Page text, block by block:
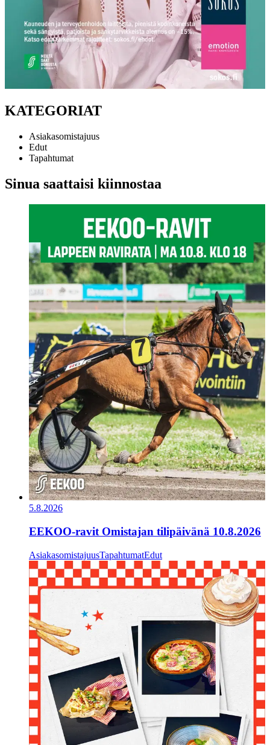
KATEGORIAT
Asiakasomistajuus
Edut
Tapahtumat
Sinua saattaisi kiinnostaa
5.8.2026
EEKOO-ravit Omistajan tilipäivänä 10.8.2026
AsiakasomistajuusTapahtumatEdut